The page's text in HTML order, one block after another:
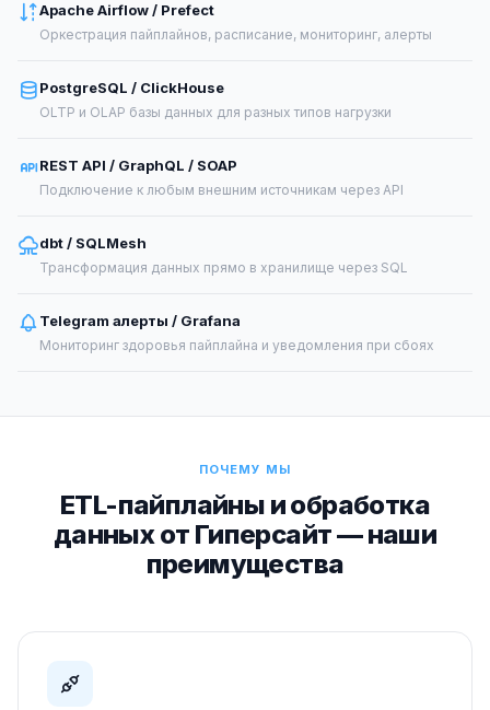
Apache Airflow / Prefect
Оркестрация пайплайнов, расписание, мониторинг, алерты
PostgreSQL / ClickHouse
OLTP и OLAP базы данных для разных типов нагрузки
REST API / GraphQL / SOAP
Подключение к любым внешним источникам через API
dbt / SQLMesh
Трансформация данных прямо в хранилище через SQL
Telegram алерты / Grafana
Мониторинг здоровья пайплайна и уведомления при сбоях
ПОЧЕМУ МЫ
ETL-пайплайны и обработка
данных от Гиперсайт — наши
преимущества